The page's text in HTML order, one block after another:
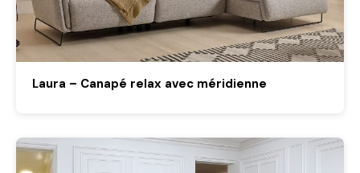
Laura – Canapé relax avec méridienne